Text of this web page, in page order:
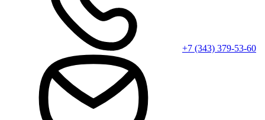
+7 (343) 379-53-60